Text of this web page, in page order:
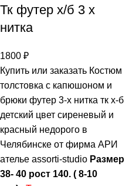
Тк футер х/б 3 х
нитка
1800 ₽
Купить или заказать Костюм
толстовка с капюшоном и
брюки футер 3-х нитка тк х-б
детский цвет сиреневый и
красный недорого в
Челябинске от фирма АРИ
ателье assorti-studio Размер
38- 40 рост 140. ( 8-10